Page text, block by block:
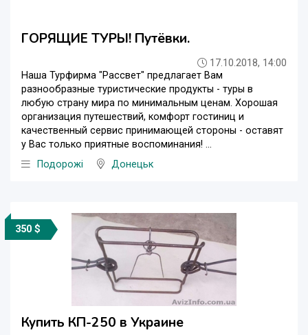
ГОРЯЩИЕ ТУРЫ! Путёвки.
17.10.2018, 14:00
Наша Турфирма "Рассвет" предлагает Вам
разнообразные туристические продукты - туры в
любую страну мира по минимальным ценам. Хорошая
организация путешествий, комфорт гостиниц и
качественный сервис принимающей стороны - оставят
у Вас только приятные воспоминания! ...
Подорожі
Донецьк
350 $
Купить КП-250 в Украине